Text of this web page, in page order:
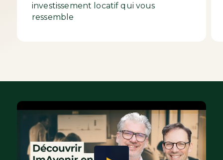
investissement locatif qui vous
ressemble